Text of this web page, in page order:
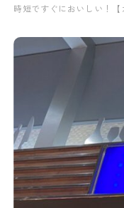
時短ですぐにおいしい！